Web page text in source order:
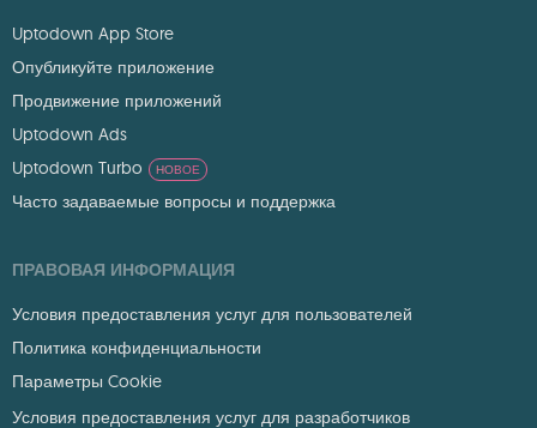
Uptodown App Store
Опубликуйте приложение
Продвижение приложений
Uptodown Ads
Uptodown Turbo
НОВОЕ
Часто задаваемые вопросы и поддержка
ПРАВОВАЯ ИНФОРМАЦИЯ
Условия предоставления услуг для пользователей
Политика конфиденциальности
Параметры Cookie
Условия предоставления услуг для разработчиков